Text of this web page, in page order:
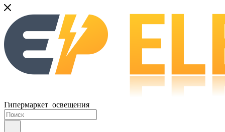
Гипермаркет освещения